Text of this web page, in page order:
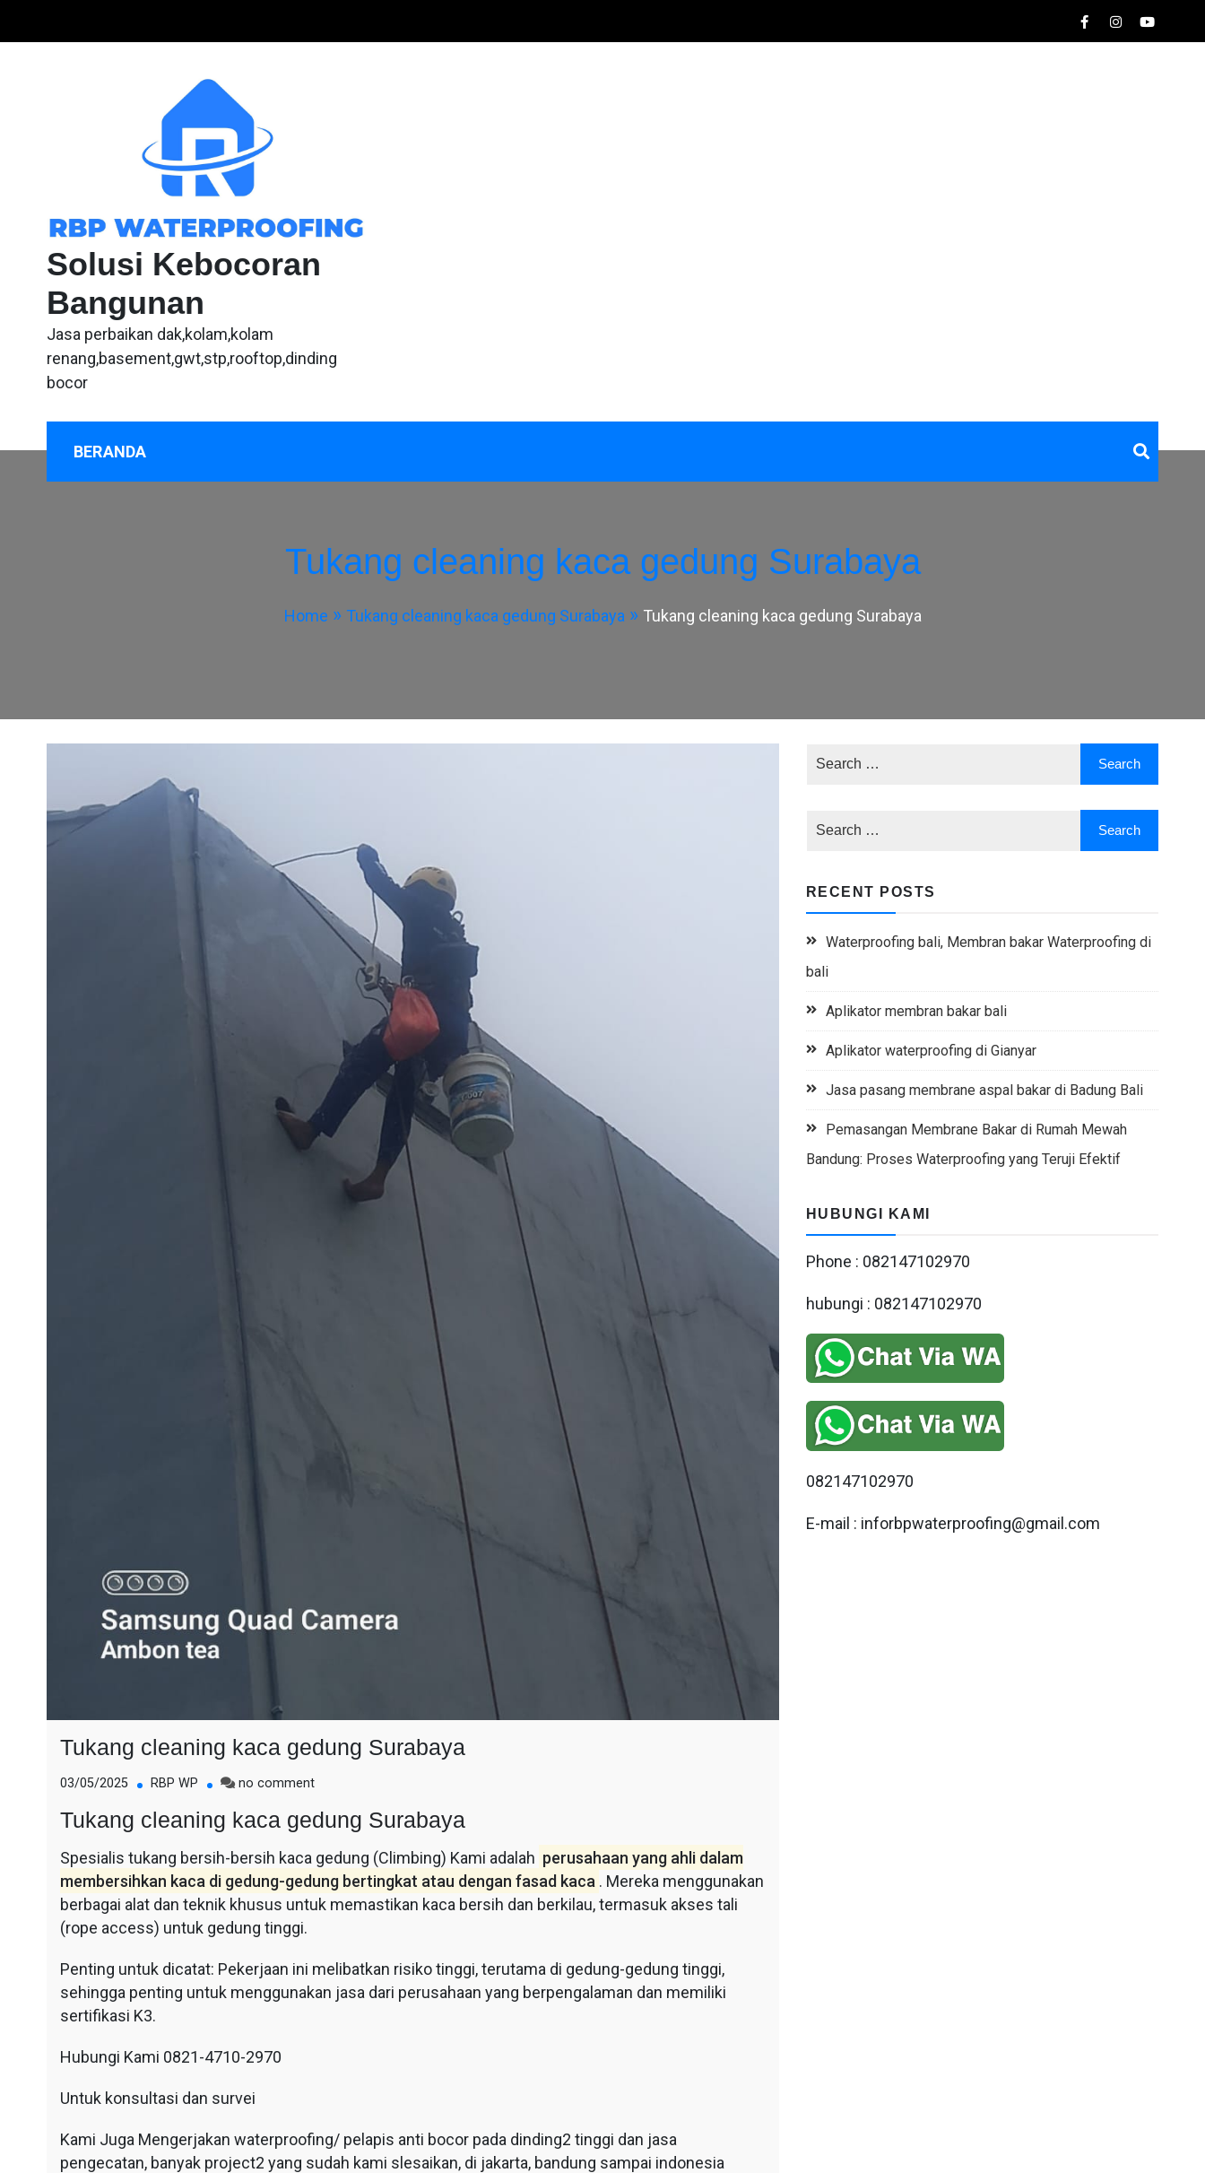
Solusi Kebocoran
Bangunan
Jasa perbaikan dak,kolam,kolam
renang,basement,gwt,stp,rooftop,dinding
bocor
BERANDA
Tukang cleaning kaca gedung Surabaya
Home Tukang cleaning kaca gedung Surabaya Tukang cleaning kaca gedung Surabaya
Tukang cleaning kaca gedung Surabaya
03/05/2025 RBP WP no commenton
cleaning
gedung
Surabaya
Tukang cleaning kaca gedung Surabaya
Spesialis tukang bersih-bersih kaca gedung (Climbing) Kami adalah perusahaan yang ahli dalam
membersihkan kaca di gedung-gedung bertingkat atau dengan fasad kaca . Mereka menggunakan
berbagai alat dan teknik khusus untuk memastikan kaca bersih dan berkilau, termasuk akses tali
(rope access) untuk gedung tinggi.
Penting untuk dicatat: Pekerjaan ini melibatkan risiko tinggi, terutama di gedung-gedung tinggi,
sehingga penting untuk menggunakan jasa dari perusahaan yang berpengalaman dan memiliki
sertifikasi K3.
Hubungi Kami 0821-4710-2970
Untuk konsultasi dan survei
Kami Juga Mengerjakan waterproofing/ pelapis anti bocor pada dinding2 tinggi dan jasa
pengecatan, banyak project2 yang sudah kami slesaikan, di jakarta, bandung sampai indonesia
RECENT POSTS
Waterproofing bali, Membran bakar Waterproofing di
bali
Aplikator membran bakar bali
Aplikator waterproofing di Gianyar
Jasa pasang membrane aspal bakar di Badung Bali
Pemasangan Membrane Bakar di Rumah Mewah
Bandung: Proses Waterproofing yang Teruji Efektif
HUBUNGI KAMI
Phone : 082147102970
hubungi : 082147102970
082147102970
E-mail : inforbpwaterproofing@gmail.com